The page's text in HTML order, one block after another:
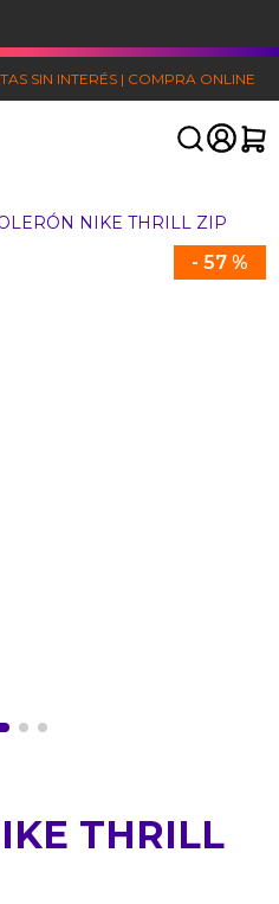
SIN INTERÉS | COMPRA ONLINE
NIKE THRILL ZIP
- 57 %
THRILL